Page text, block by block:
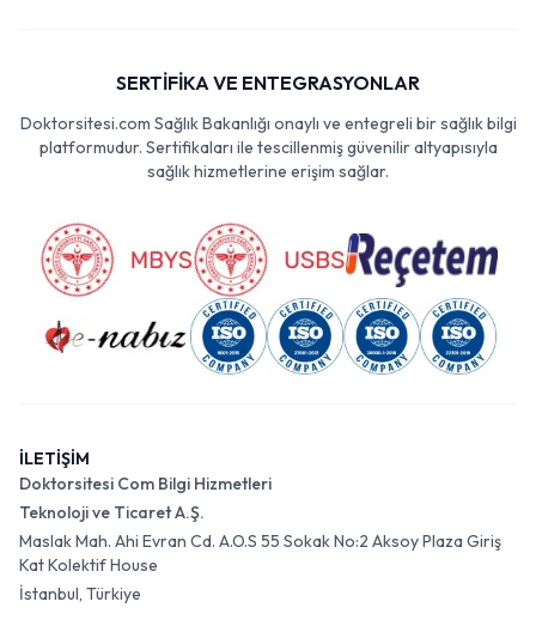
SERTİFİKA VE ENTEGRASYONLAR
Doktorsitesi.com Sağlık Bakanlığı onaylı ve entegreli bir sağlık bilgi
platformudur. Sertifikaları ile tescillenmiş güvenilir altyapısıyla
sağlık hizmetlerine erişim sağlar.
İLETİŞİM
Doktorsitesi Com Bilgi Hizmetleri
Teknoloji ve Ticaret A.Ş.
Maslak Mah. Ahi Evran Cd. A.O.S 55 Sokak No:2 Aksoy Plaza Giriş
Kat Kolektif House
İstanbul, Türkiye